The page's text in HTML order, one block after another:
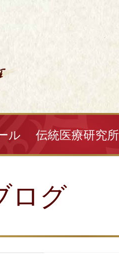
ル 伝統医療研究所
ログ